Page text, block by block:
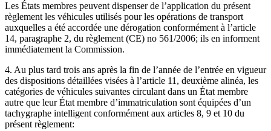
Les États membres peuvent dispenser de l’application du présent
règlement les véhicules utilisés pour les opérations de transport
auxquelles a été accordée une dérogation conformément à l’article
14, paragraphe 2, du règlement (CE) no 561/2006; ils en informent
immédiatement la Commission.
4. Au plus tard trois ans après la fin de l’année de l’entrée en vigueur
des dispositions détaillées visées à l’article 11, deuxième alinéa, les
catégories de véhicules suivantes circulant dans un État membre
autre que leur État membre d’immatriculation sont équipées d’un
tachygraphe intelligent conformément aux articles 8, 9 et 10 du
présent règlement: